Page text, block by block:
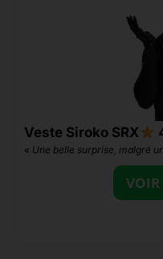
Veste Siroko SRX
« Une belle surprise, malgré